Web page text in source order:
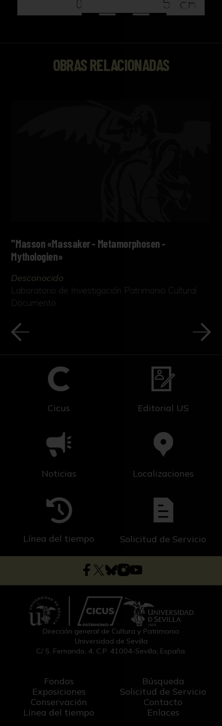
OBRAS RELACIONADAS
"Masson «Massaker - Metamorphosen -
Mythologien»
Desconocido
Laboratorio de Investigación Patrimonio Cultural
Documento
Cicus Editorial US
Noticias Localizaciones
Línea del tiempo Solicitud de Servicio
Dirección general de Cultura y Patrimonio
Universidad de Sevilla
C/ S. Fernando, 4, C.P. 41004-Sevilla, España.
Fondos
Exposiciones
Conservación
Línea del tiempo
Búsqueda
Solicitud de Servicio
Contacto
Enlaces